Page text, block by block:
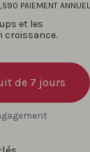
PAIEMENT ANNUEL
et les
croissance.
de 7 jours